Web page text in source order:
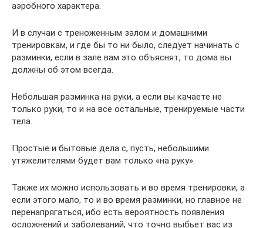
аэробного характера.
И в случаи с треноженным залом и домашними
тренировкам, и где бы то ни было, следует начинать с
разминки, если в зале вам это объяснят, то дома вы
должны об этом всегда.
Небольшая разминка на руки, а если вы качаете не
только руки, то и на все остальные, тренируемые части
тела.
Простые и бытовые дела с, пусть, небольшими
утяжелителями будет вам только «на руку».
Также их можно использовать и во время тренировки, а
если этого мало, то и во время разминки, но главное не
перенапрягаться, ибо есть вероятность появления
осложнений и заболеваний, что точно выбьет вас из